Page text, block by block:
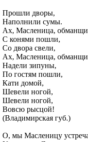
Прошли дворы,
Наполнили сумы.
Ах, Масленица,
С конями пошли,
Со двора свели,
Ах, Масленица,
Надели зипуны,
По гостям пошли,
Кати домой,
Шевели ногой,
Шевели ногой,
Вовсю рысцой!
(Владимирская губ.)
О, мы Масленицу